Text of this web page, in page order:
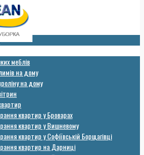
меблів
на дому
на дому
квартир у Броварах
квартир у Вишневому
квартир у Софіївській Борщагівці
квартир на Дарниці